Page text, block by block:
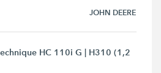
JOHN DEERE
HC 110i G | H310 (1,2